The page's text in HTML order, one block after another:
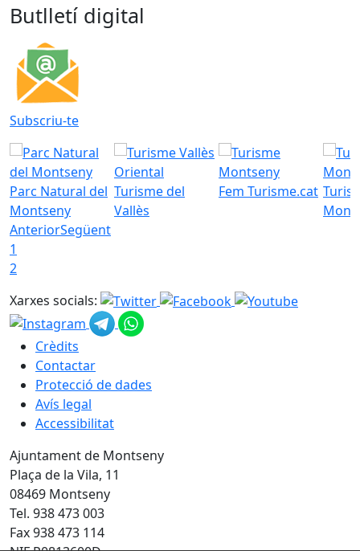
Butlletí digital
Subscriu-te
Parc Natural del
Montseny
Turisme del
Vallès
Fem Turisme.cat
AnteriorSegüent
1
2
Xarxes socials:
Crèdits
Contactar
Protecció de dades
Avís legal
Accessibilitat
Ajuntament de Montseny
Plaça de la Vila, 11
08469 Montseny
Tel. 938 473 003
Fax 938 473 114